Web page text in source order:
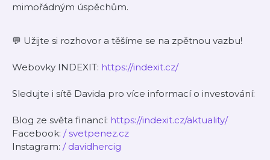
mimořádným úspěchům.
💬 Užijte si rozhovor a těšíme se na zpětnou vazbu!
Webovky INDEXIT: https://indexit.cz/
Sledujte i sítě Davida pro více informací o investování:
Blog ze světa financí: https://indexit.cz/aktuality/
Facebook: / svetpenez.cz
Instagram: / davidhercig